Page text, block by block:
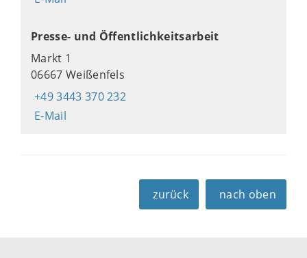
Presse- und Öffentlichkeitsarbeit
Markt 1
06667 Weißenfels
+49 3443 370 232
E-Mail
zurück nach oben